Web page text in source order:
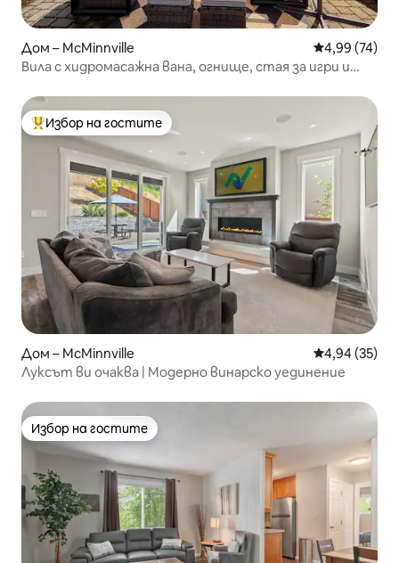
Дом – McMinnville Средна
4,99 (74)
Вила с хидромасажна вана, огнище, стая за игри и
Най-популярен избор на гостите
Избор на гостите
Дом – McMinnville Средна
4,94 (35)
Луксът ви очаква | Модерно винарско уединение
Избор на гостите
Избор на гостите